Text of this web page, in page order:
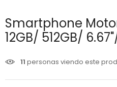
Smartphone
12GB/ 512GB/
11 personas viendo este